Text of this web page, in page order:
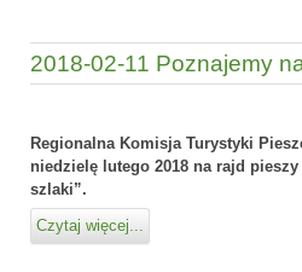
2018-02-11 Poznajemy
Regionalna Komisja Turystyki
niedzielę lutego 2018 na rajd
szlaki”.
Czytaj więcej...